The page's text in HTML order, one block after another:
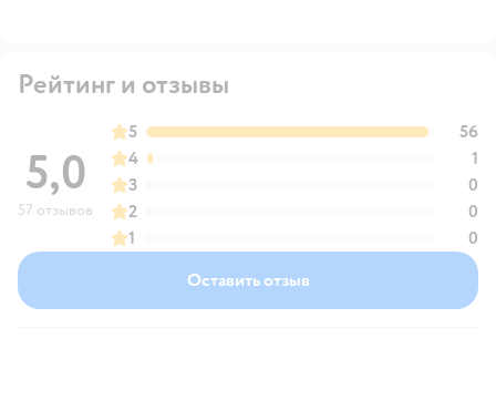
Рейтинг и отзывы
5,0
57 отзывов
5
56
4
1
3
0
2
0
1
0
Оставить отзыв